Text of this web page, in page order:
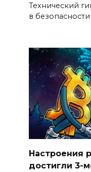
Технический
в безопасности
Настроения
достигли 3-